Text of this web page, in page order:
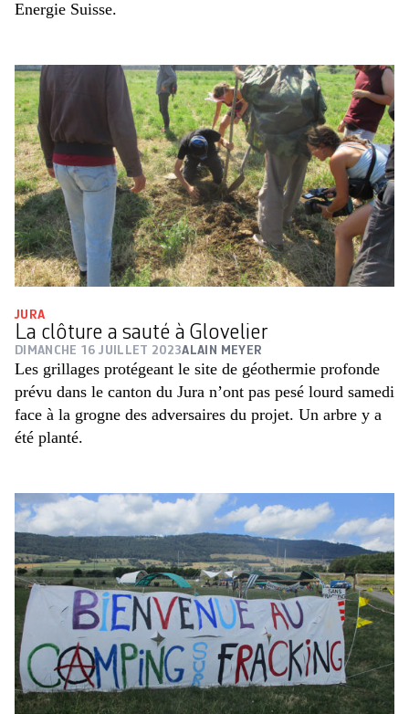
Energie Suisse.
JURA
La clôture a sauté à Glovelier
DIMANCHE 16 JUILLET 2023ALAIN MEYER
Les grillages protégeant le site de géothermie profonde
prévu dans le canton du Jura n’ont pas pesé lourd samedi
face à la grogne des adversaires du projet. Un arbre y a
été planté.